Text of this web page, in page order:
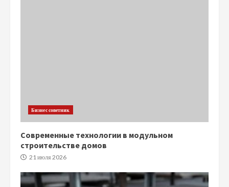
Бизнес советник
Современные технологии в модульном
строительстве домов
21 июля 2026